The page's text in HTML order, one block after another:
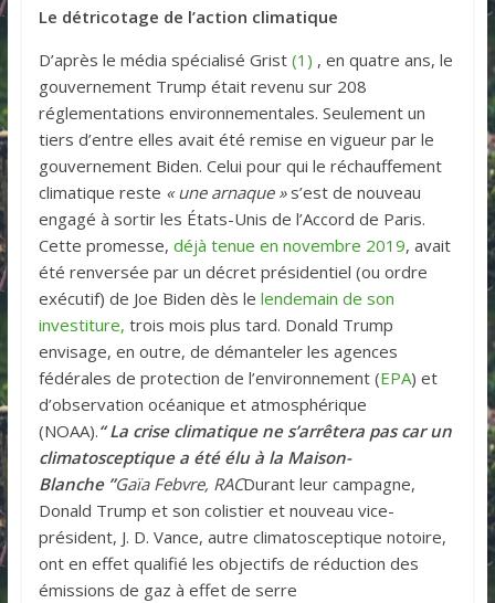
Le détricotage de l’action climatique
D’après le média spécialisé Grist (1) , en quatre ans, le
gouvernement Trump était revenu sur 208
réglementations environnementales. Seulement un
tiers d’entre elles avait été remise en vigueur par le
gouvernement Biden. Celui pour qui le réchauffement
climatique reste « une arnaque »s’est de nouveau
engagé à sortir les États-Unis de l’Accord de Paris.
Cette promesse, déjà tenue en novembre 2019, avait
été renversée par un décret présidentiel (ou ordre
exécutif) de Joe Biden dès le lendemain de son
investiture, trois mois plus tard. Donald Trump
envisage, en outre, de démanteler les agences
fédérales de protection de l’environnement (EPA) et
d’observation océanique et atmosphérique
(NOAA).“ La crise climatique ne s’arrêtera pas car un
climatosceptique a été élu à la Maison-
Blanche ”Gaïa Febvre, RACDurant leur campagne,
Donald Trump et son colistier et nouveau vice-
président, J. D. Vance, autre climatosceptique notoire,
ont en effet qualifié les objectifs de réduction des
émissions de gaz à effet de serre